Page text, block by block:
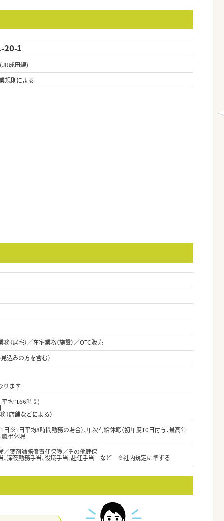
20-1
成田線)
規則による
（居宅）／在宅業務（施設）／OTC販売
込みの方を含む）
ります
均：166時間)
店舗などによる）
※1日平均8時間勤務の場合）、年次有給休暇（初年度10日付与、最高年
慶弔休暇
／薬剤師賠償責任保険／その他健保
、深夜勤務手当、役職手当、赴任手当 など ※社内規定に準ずる